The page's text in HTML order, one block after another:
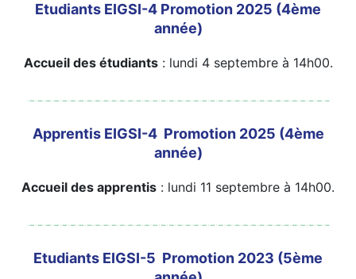
Etudiants EIGSI-4 Promotion 2025 (4ème
année)
Accueil des étudiants: lundi 4 septembre à 14h00.
Apprentis EIGSI-4 Promotion 2025 (4ème
année)
Accueil des apprentis : lundi 11 septembre à 14h00.
Etudiants EIGSI-5 Promotion 2023 (5ème